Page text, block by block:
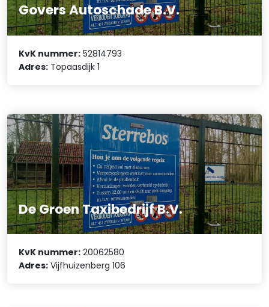
Govers Autoschade B.V.
KvK nummer: 52814793
Adres: Topaasdijk 1
De Groen Taxibedrijf B.V.
KvK nummer: 20062580
Adres: Vijfhuizenberg 106